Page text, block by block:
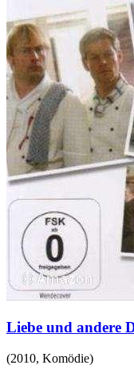
Liebe und andere
(2010, Komödie)